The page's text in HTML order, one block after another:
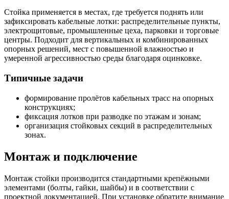
Стойка применяется в местах, где требуется поднять или
зафиксировать кабельные лотки: распределительные пункты,
электрощитовые, промышленные цеха, парковки и торговые
центры. Подходит для вертикальных и комбинированных
опорных решений, мест с повышенной влажностью и
умеренной агрессивностью среды благодаря оцинковке.
Типичные задачи
формирование пролётов кабельных трасс на опорных
конструкциях;
фиксация лотков при разводке по этажам и зонам;
организация стойковых секций в распределительных
зонах.
Монтаж и подключение
Монтаж стойки производится стандартными крепёжными
элементами (болты, гайки, шайбы) и в соответствии с
проектной документацией. При установке обратите внимание